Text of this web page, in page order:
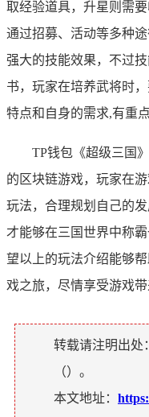
取经验道具，升星则需
通过招募、活动等多种
强大的技能效果，不过
书，玩家在培养武将时
特点和自身的需求,有重
TP钱包《超级三国
的区块链游戏，玩家在
玩法，合理规划自己的
才能够在三国世界中称
望以上的玩法介绍能够
戏之旅，尽情享受游戏带
转载请注明出处：
（）。
本文地址：